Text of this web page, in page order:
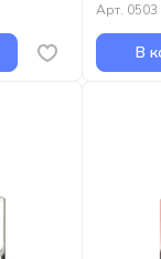
Арт. 0503
В